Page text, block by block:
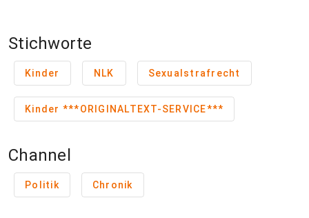
Stichworte
Kinder NLK Sexualstrafrecht
Kinder ***ORIGINALTEXT-SERVICE***
Channel
Politik Chronik